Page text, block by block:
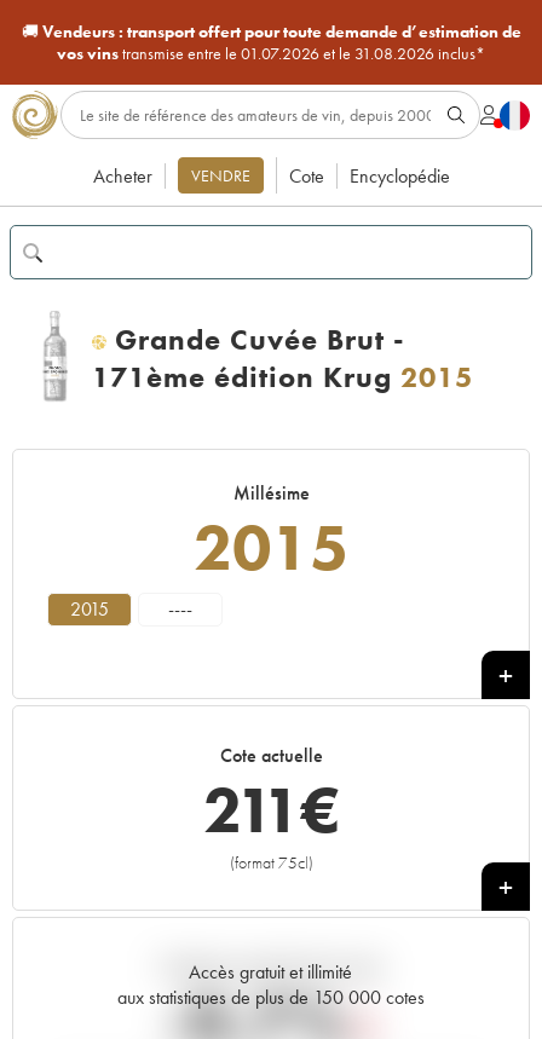
🚚Vendeurs : transport offert pour toute demande d’estimation de
vos vinstransmise entre le 01.07.2026 et le 31.08.2026 inclus*
Acheter VENDRE Cote Encyclopédie
H
Grande Cuvée Brut -
171ème édition Krug 2015
Millésime
2015
2015 ----
Cote actuelle
211€
(format 75cl)
+
Accès gratuit et illimité
aux statistiques de plus de 150 000 cotes
Tendance actuelle de la cote
-0.7%